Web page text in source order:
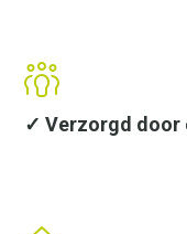
✓ Verzorgd door